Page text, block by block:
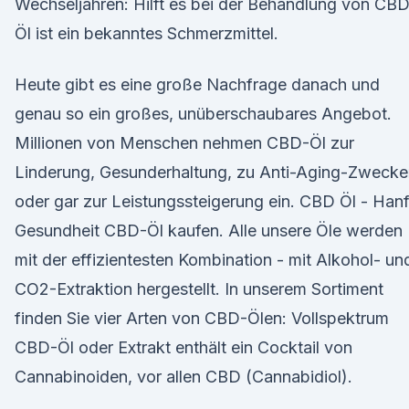
Wechseljahren: Hilft es bei der Behandlung von CBD
Öl ist ein bekanntes Schmerzmittel.
Heute gibt es eine große Nachfrage danach und
genau so ein großes, unüberschaubares Angebot.
Millionen von Menschen nehmen CBD-Öl zur
Linderung, Gesunderhaltung, zu Anti-Aging-
oder gar zur Leistungssteigerung ein. CBD Öl - Hanf
Gesundheit CBD-Öl kaufen. Alle unsere Öle werden
mit der effizientesten Kombination - mit Alkohol-
CO2-Extraktion hergestellt. In unserem Sortiment
finden Sie vier Arten von CBD-Ölen: Vollspektrum
CBD-Öl oder Extrakt enthält ein Cocktail von
Cannabinoiden, vor allen CBD (Cannabidiol).